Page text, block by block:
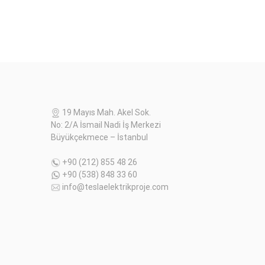
19 Mayıs Mah. Akel Sok.
No: 2/A İsmail Nadi İş Merkezi
Büyükçekmece – İstanbul
+90 (212) 855 48 26
+90 (538) 848 33 60
info@teslaelektrikproje.com